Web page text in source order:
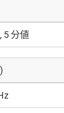
5 分値